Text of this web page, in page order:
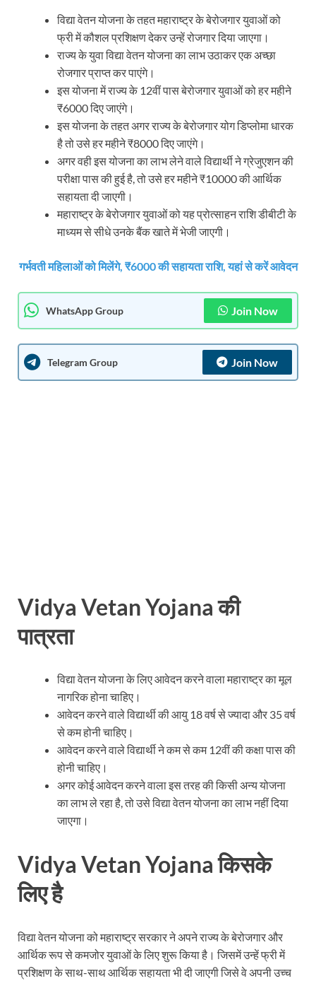
विद्या वेतन योजना के तहत महाराष्ट्र के बेरोजगार युवाओं को
फ्री में कौशल प्रशिक्षण देकर उन्हें रोजगार दिया जाएगा।
राज्य के युवा विद्या वेतन योजना का लाभ उठाकर एक अच्छा
रोजगार प्राप्त कर पाएंगे।
इस योजना में राज्य के 12वीं पास बेरोजगार युवाओं को हर महीने
₹6000 दिए जाएंगे।
इस योजना के तहत अगर राज्य के बेरोजगार योग डिप्लोमा धारक
है तो उसे हर महीने ₹8000 दिए जाएंगे।
अगर वही इस योजना का लाभ लेने वाले विद्यार्थी ने ग्रेजुएशन की
परीक्षा पास की हुई है, तो उसे हर महीने ₹10000 की आर्थिक
सहायता दी जाएगी।
महाराष्ट्र के बेरोजगार युवाओं को यह प्रोत्साहन राशि डीबीटी के
माध्यम से सीधे उनके बैंक खाते में भेजी जाएगी।
गर्भवती महिलाओं को मिलेंगे, ₹6000 की सहायता राशि, यहां से करें आवेदन
WhatsApp Group Join Now
Telegram Group Join Now
Vidya Vetan Yojanaकी
पात्रता
विद्या वेतन योजना के लिए आवेदन करने वाला महाराष्ट्र का मूल
नागरिक होना चाहिए।
आवेदन करने वाले विद्यार्थी की आयु 18 वर्ष से ज्यादा और 35 वर्ष
से कम होनी चाहिए।
आवेदन करने वाले विद्यार्थी ने कम से कम 12वीं की कक्षा पास की
होनी चाहिए।
अगर कोई आवेदन करने वाला इस तरह की किसी अन्य योजना
का लाभ ले रहा है, तो उसे विद्या वेतन योजना का लाभ नहीं दिया
जाएगा।
Vidya Vetan Yojanaकिसके
लिएहै
विद्या वेतन योजना को महाराष्ट्र सरकार ने अपने राज्य के बेरोजगार और
आर्थिक रूप से कमजोर युवाओं के लिए शुरू किया है। जिसमें उन्हें फ्री में
प्रशिक्षण के साथ-साथ आर्थिक सहायता भी दी जाएगी जिसे वे अपनी उच्च